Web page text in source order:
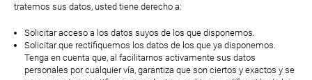
tratemos sus datos, usted tiene derecho a:
Solicitar acceso a los datos suyos de los que disponemos.
Solicitar que rectifiquemos los datos de los que ya disponemos.
Tenga en cuenta que, al facilitarnos activamente sus datos
personales por cualquier vía, garantiza que son ciertos y exactos y se